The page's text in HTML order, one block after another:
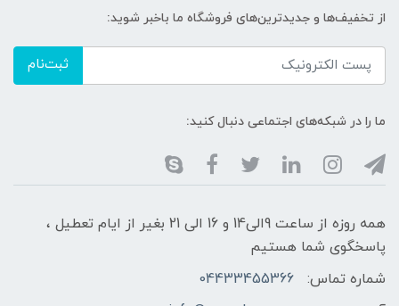
از تخفیف‌ها و جدیدترین‌های فروشگاه ما باخبر شوید:
ثبت‌نام
ما را در شبکه‌های اجتماعی دنبال کنید:
همه روزه از ساعت 9الی14 و 16 الی 21 بغیر از ایام تعطیل ،
پاسخگوی شما هستیم
شماره تماس:
04433455366